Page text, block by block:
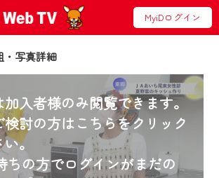
MyiDログイン
写真詳細
入者様のみ閲覧できます。
検討の方はこちらをクリック
。
ちの方でログインがまだの
お知らせ